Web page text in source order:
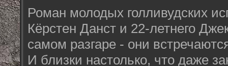
Роман молодых голливудских
Кёрстен Данст и 22-летнего
самом разгаре - они
И близки настолько, что даже